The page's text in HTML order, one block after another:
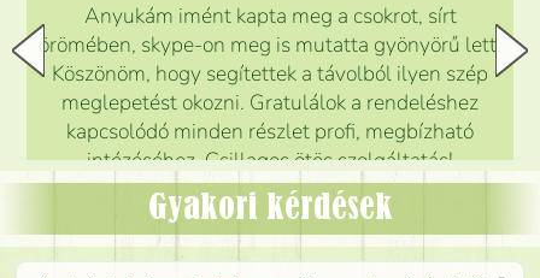
Anyukám imént kapta meg a csokrot, sírt
örömében, skype-on meg is mutatta gyönyörű lett.
Köszönöm, hogy segítettek a távolból ilyen szép
meglepetést okozni. Gratulálok a rendeléshez
kapcsolódó minden részlet profi, megbízható
intézéséhez. Csillagos ötös szolgáltatás!
Mónika
Gyakori kérdések